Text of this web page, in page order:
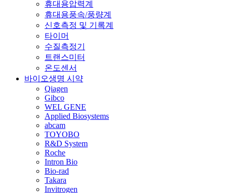
휴대용압력계
휴대용풍속/풍량계
신호측정 및 기록계
타이머
수질측정기
트랜스미터
온도센서
바이오생명 시약
Qiagen
Gibco
WEL GENE
Applied Biosystems
abcam
TOYOBO
R&D System
Roche
Intron Bio
Bio-rad
Takara
Invitrogen